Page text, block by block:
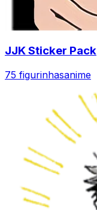
JJK Sticker Pack
75 figurinhasanime